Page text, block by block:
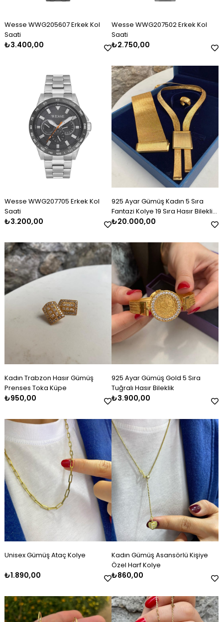
Wesse WWG205607 Erkek Kol
Saati
₺3.400,00
Wesse WWG207502 Erkek Kol
Saati
₺2.750,00
Wesse WWG207705 Erkek Kol
Saati
₺3.200,00
925 Ayar Gümüş Kadın 5 Sıra
Fantazi Kolye 19 Sıra Hasır Bileklik
Set Takım
₺20.000,00
Kadın Trabzon Hasır Gümüş
Prenses Toka Küpe
₺950,00
925 Ayar Gümüş Gold 5 Sıra
Tuğralı Hasır Bileklik
₺3.900,00
Unisex Gümüş Ataç Kolye
₺1.890,00
Kadın Gümüş Asansörlü Kişiye
Özel Harf Kolye
₺860,00